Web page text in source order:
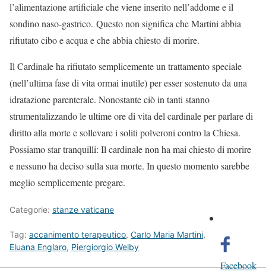
l’alimentazione artificiale che viene inserito nell’addome e il
sondino naso-gastrico. Questo non significa che Martini abbia
rifiutato cibo e acqua e che abbia chiesto di morire.
Il Cardinale ha rifiutato semplicemente un trattamento speciale
(nell’ultima fase di vita ormai inutile) per esser sostenuto da una
idratazione parenterale. Nonostante ciò in tanti stanno
strumentalizzando le ultime ore di vita del cardinale per parlare di
diritto alla morte e sollevare i soliti polveroni contro la Chiesa.
Possiamo star tranquilli: Il cardinale non ha mai chiesto di morire
e nessuno ha deciso sulla sua morte. In questo momento sarebbe
meglio semplicemente pregare.
Facebook
Categorie: stanze vaticane
Tag: accanimento terapeutico, Carlo Maria Martini,
Eluana Englaro, Piergiorgio Welby